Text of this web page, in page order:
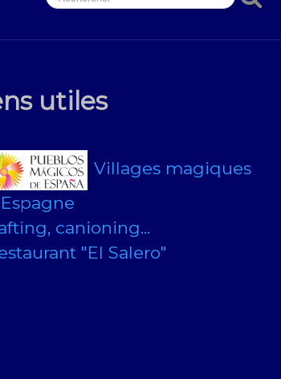
utiles
Villages magiques
canioning...
"El Salero"